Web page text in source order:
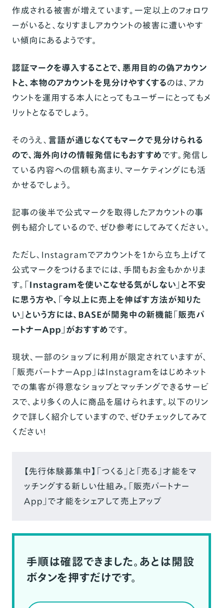
作成される被害が増えています。一定以上のフォロワ
ーがいると、なりすましアカウントの被害に遭いやす
い傾向にあるようです。
認証マークを導入することで、悪用目的の偽アカウン
トと、本物のアカウントを見分けやすくするのは、アカ
ウントを運用する本人にとってもユーザーにとってもメ
リットとなるでしょう。
そのうえ、 言語が通じなくてもマークで見分けられる
ので、海外向けの情報発信にもおすすめです。発信し
ている内容への信頼も高まり、マーケティングにも活
かせるでしょう。
記事の後半で公式マークを取得したアカウントの事
例も紹介しているので、ぜひ参考にしてみてください。
ただし、Instagramでアカウントを1から立ち上げて
公式マークをつけるまでには、手間もお金もかかりま
す。 「Instagramを使いこなせる気がしない」と不安
に思う方や、「今以上に売上を伸ばす方法が知りた
い」という方には、 BASEが開発中の新機能「販売パ
ートナーApp」がおすすめです。
現状、一部のショップに利用が限定されていますが、
「販売パートナーApp」はInstagramをはじめネット
での集客が得意なショップとマッチングできるサービ
スで、より多くの人に商品を届けられます。以下のリン
クで詳しく紹介していますので、ぜひチェックしてみて
ください！
【先行体験募集中】「つくる」と「売る」才能をマ
ッチングする新しい仕組み。「販売パートナー
App」で才能をシェアして売上アップ
手順は確認できました。あとは開設
ボタンを押すだけです。